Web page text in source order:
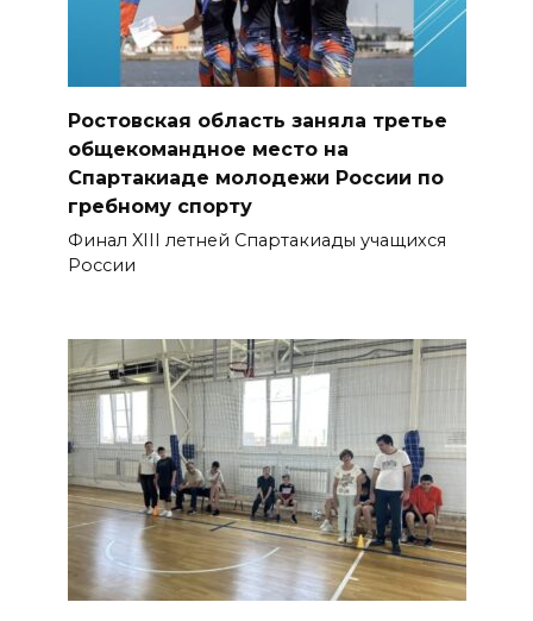
Ростовская область заняла третье
общекомандное место на
Спартакиаде молодежи России по
гребному спорту
Финал XIII летней Спартакиады учащихся
России